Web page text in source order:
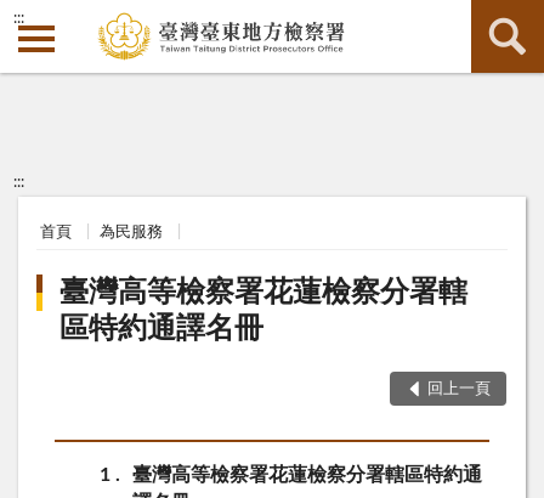
:::
:::
首頁 為民服務
臺灣高等檢察署花蓮檢察分署轄
區特約通譯名冊
回上一頁
1
臺灣高等檢察署花蓮檢察分署轄區特約通